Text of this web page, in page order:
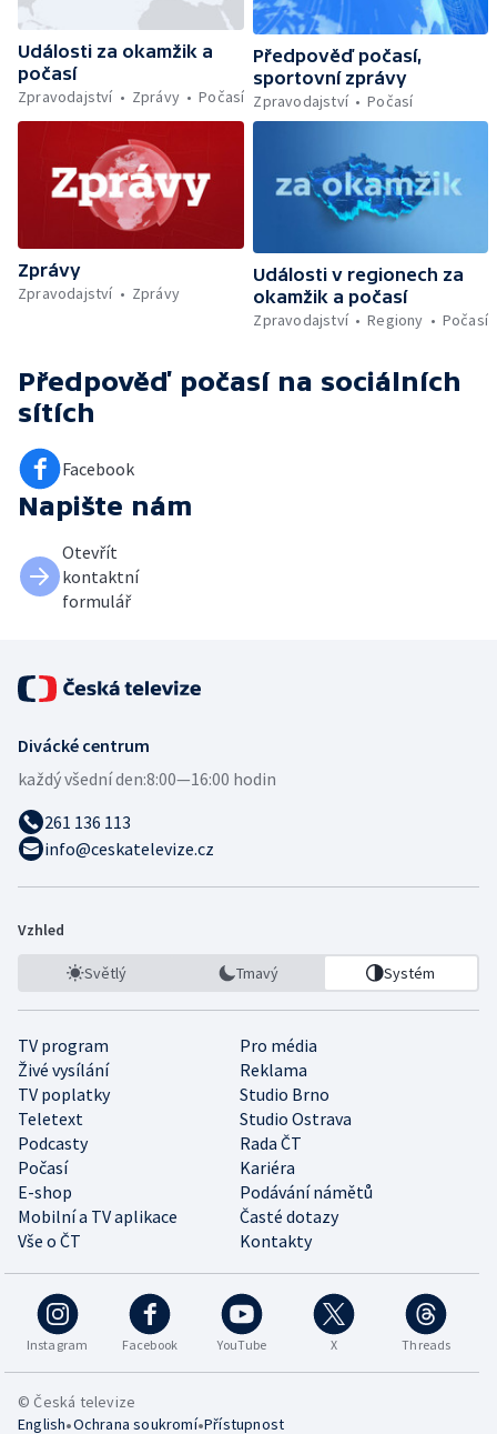
Události za okamžik a
počasí
Zpravodajství
Zprávy Počasí
Předpověď počasí,
sportovní zprávy
Zpravodajství
Počasí
Zprávy
Zpravodajství
Zprávy
Události v regionech za
okamžik a počasí
Zpravodajství
Regiony Počasí
Předpověď počasí na sociálních
sítích
Facebook
Napište nám
Otevřít
kontaktní
formulář
Divácké centrum
každý všední den:8:00—16:00 hodin
261 136 113
info@ceskatelevize.cz
Vzhled
Světlý Tmavý Systém
TV program
Pro média
Živé vysílání
Reklama
TV poplatky
Studio Brno
Teletext
Studio Ostrava
Podcasty
Rada ČT
Počasí
Kariéra
E-shop
Podávání námětů
Mobilní a TV aplikace
Časté dotazy
Vše o ČT
Kontakty
Instagram Facebook YouTube X Threads
© Česká televize
English•Ochrana soukromí•Přístupnost